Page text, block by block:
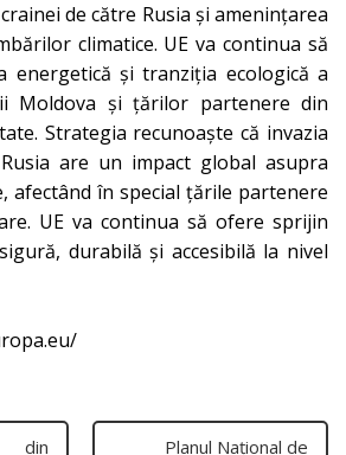
de către Rusia și amenințarea
climatice. UE va continua să
energetică și tranziția ecologică a
Moldova și țărilor partenere din
Strategia recunoaște că invazia
are un impact global asupra
afectând în special țările partenere
UE va continua să ofere sprijin
durabilă și accesibilă la nivel
din Planul Național de